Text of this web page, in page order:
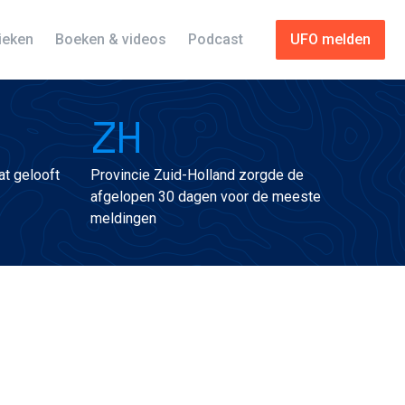
UFO melden
Boeken & videos Podcast
gelooft
ZH
Provincie Zuid-Holland zorgde de
afgelopen 30 dagen voor de meeste
meldingen